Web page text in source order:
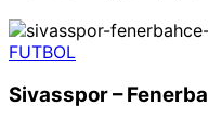
FUTBOL
Sivasspor –